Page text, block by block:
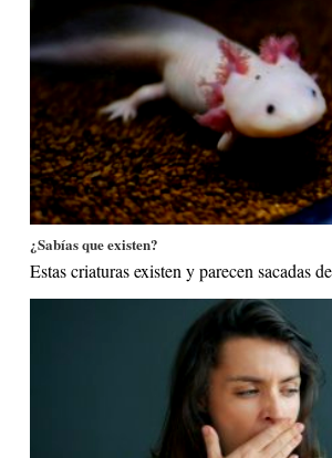
¿Sabías que existen?
Estas criaturas existen y parecen sacadas